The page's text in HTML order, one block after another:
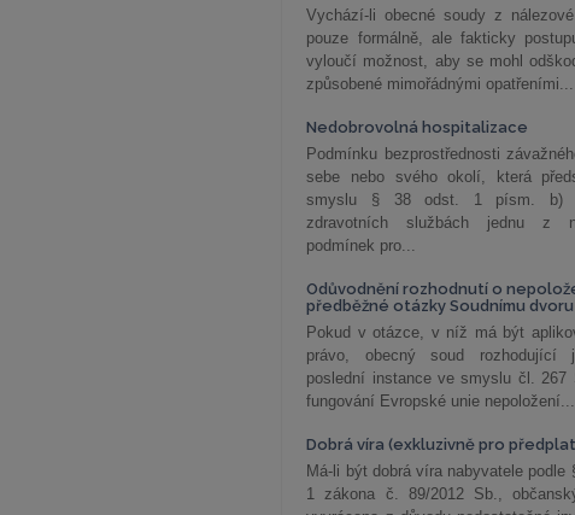
Vychází-li obecné soudy z
pouze formálně, ale fakticky
vyloučí možnost, aby se mohl
způsobené mimořádnými opatřeními...
Nedobrovolná hospitalizace
Podmínku bezprostřednosti
sebe nebo svého okolí, která
smyslu § 38 odst. 1 písm. b)
zdravotních službách jednu z
podmínek pro...
Odůvodnění rozhodnutí o
předběžné otázky Soudnímu dvoru
Pokud v otázce, v níž má být
právo, obecný soud rozhodující
poslední instance ve smyslu čl. 267
fungování Evropské unie nepoložení...
Dobrá víra (exkluzivně pro
Má-li být dobrá víra nabyvatele podle
1 zákona č. 89/2012 Sb.,